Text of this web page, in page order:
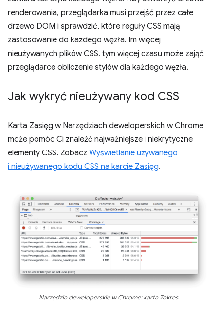
renderowania, przeglądarka musi przejść przez całe
drzewo DOM i sprawdzić, które reguły CSS mają
zastosowanie do każdego węzła. Im więcej
nieużywanych plików CSS, tym więcej czasu może zająć
przeglądarce obliczenie stylów dla każdego węzła.
Jak wykryć nieużywany kod CSS
Karta Zasięg w Narzędziach deweloperskich w Chrome
może pomóc Ci znaleźć najważniejsze i niekrytyczne
elementy CSS. Zobacz Wyświetlanie używanego
i nieużywanego kodu CSS na karcie Zasięg.
Narzędzia deweloperskie w Chrome: karta Zakres.